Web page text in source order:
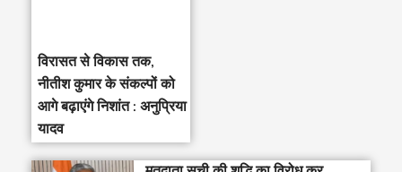
विरासत से विकास तक,
नीतीश कुमार के संकल्पों को
आगे बढ़ाएंगे निशांत : अनुप्रिया
यादव